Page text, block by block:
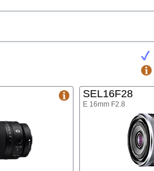
SEL16F28
E 16mm F2.8